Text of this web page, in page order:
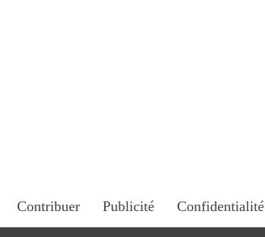
Contribuer Publicité Confidentialité